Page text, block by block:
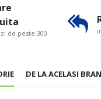
DE LA ACELASI
de peste 300